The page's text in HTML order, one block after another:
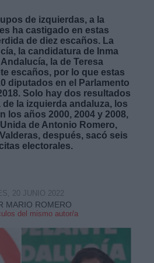
de izquierdas, a la
ha castigado en estas
de diez escaños. La
la candidatura de Inma
la de Teresa
escaños, por lo que estas
diputados en el Parlamento
Solo hay dos resultados
la izquierda andaluza, los
los años 2000, 2004 y 2008,
de Antonio Romero,
después, sacó seis
electorales.
MARIO ROMERO
del mismo autor/a
20 JUNIO 2022